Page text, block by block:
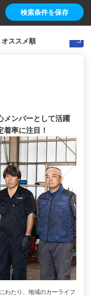
検索条件を保存
メンバーとして活躍
率に注目！
わたり、地域のカーライフ